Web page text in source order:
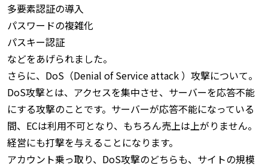
多要素認証の導入
パスワードの複雑化
パスキー認証
などをあげられました。
さらに、DoS（Denial of Service attack ）攻撃について。
DoS攻撃とは、アクセスを集中させ、サーバーを応答不能
にする攻撃のことです。サーバーが応答不能になっている
間、ECは利用不可となり、もちろん売上は上がりません。
経営にも打撃を与えることになります。
アカウント乗っ取り、DoS攻撃のどちらも、 サイトの規模